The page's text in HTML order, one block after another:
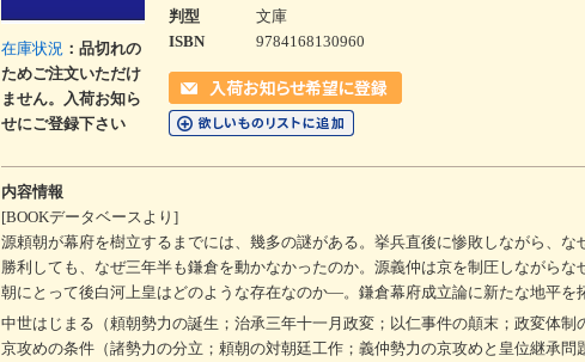
在庫状況 ：品切れの
ためご注文いただけ
ません。入荷お知ら
せにご登録下さい
判型
文庫
ISBN
9784168130960
内容情報
[BOOKデータベースより]
源頼朝が幕府を樹立するまでには、幾多の謎がある。挙兵直後に惨敗しながら、
勝利しても、なぜ三年半も鎌倉を動かなかったのか。源義仲は京を制圧しながら
朝にとって後白河上皇はどのような存在なのか―。鎌倉幕府成立論に新たな地平を
中世はじまる（頼朝勢力の誕生；治承三年十一月政変；以仁事件の顛末；政変体制
京攻めの条件（諸勢力の分立；頼朝の対朝廷工作；義仲勢力の京攻めと皇位継承問